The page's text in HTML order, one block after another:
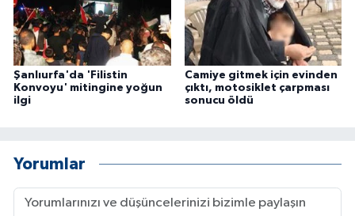
Şanlıurfa'da 'Filistin
Konvoyu' mitingine yoğun
ilgi
Camiye gitmek için evinden
çıktı, motosiklet çarpması
sonucu öldü
Yorumlar